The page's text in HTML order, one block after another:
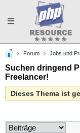
Toggle
navigation
Forum Jobs und
Suchen dringend
Freelancer!
Dieses Thema ist